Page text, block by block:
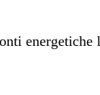
energetiche